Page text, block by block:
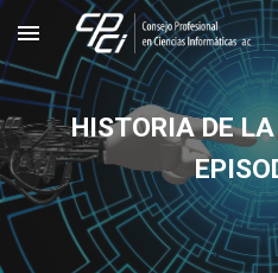
Skip to main content
HISTORIA DE